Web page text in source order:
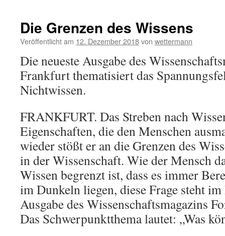
Die Grenzen des Wissens
Veröffentlicht am 12. Dezember 2018von wettermann
Die neueste Ausgabe des
Frankfurt thematisiert das
Nichtwissen.
FRANKFURT. Das Streben nach
Eigenschaften, die den Menschen
wieder stößt er an die Grenzen des
in der Wissenschaft. Wie der Mensch
Wissen begrenzt ist, dass es immer
im Dunkeln liegen, diese Frage steht
Ausgabe des Wissenschaftsmagazins
Das Schwerpunktthema lautet: „Was